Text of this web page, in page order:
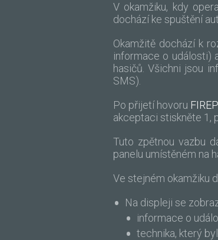
V okamžiku, kdy
dochází ke spuštění
Okamžitě dochází k
informace o události)
hasičů. Všichni jsou
SMS).
Po přijetí hovoru
akceptaci stiskněte 1,
Tuto zpětnou vazbu
panelu umístěném na
Ve stejném okamžiku
Na displeji se
informace o
technika, který